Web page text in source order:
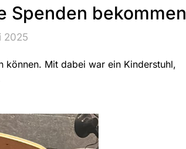
Spenden bekommen
2025
können. Mit dabei war ein Kinderstuhl,